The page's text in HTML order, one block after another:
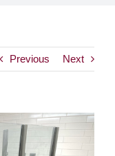
Previous Next